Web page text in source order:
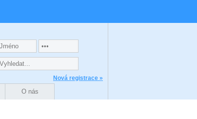
Nová registrace »
O nás